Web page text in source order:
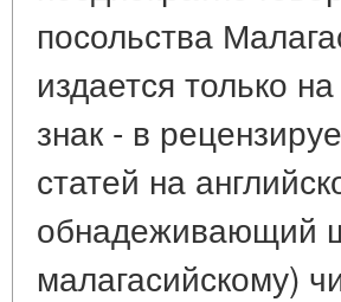
посольства
издается только
знак - в
статей на
обнадеживающий
малагасийскому)